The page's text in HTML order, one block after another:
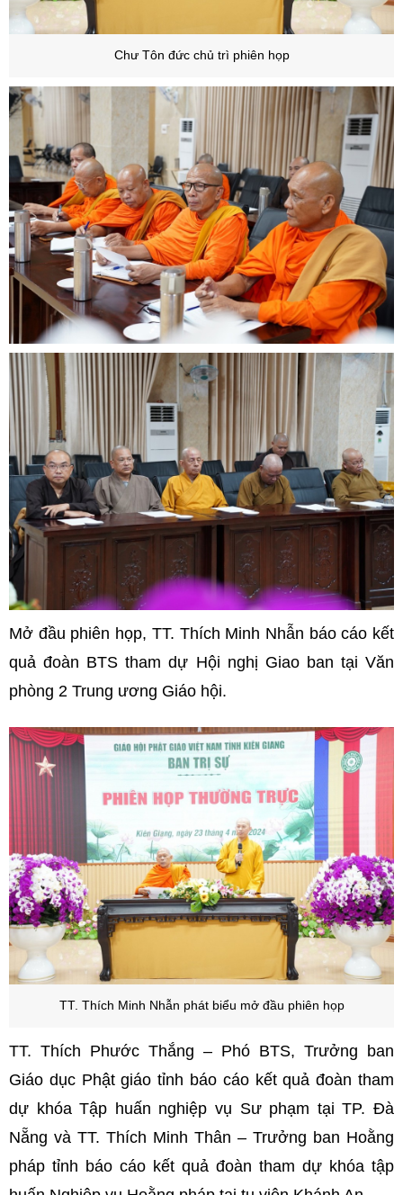
Chư Tôn đức chủ trì phiên họp
Mở đầu phiên họp, TT. Thích Minh Nhẫn báo cáo kết
quả đoàn BTS tham dự Hội nghị Giao ban tại Văn
phòng 2 Trung ương Giáo hội.
TT. Thích Minh Nhẫn phát biểu mở đầu phiên họp
TT. Thích Phước Thắng – Phó BTS, Trưởng ban
Giáo dục Phật giáo tỉnh báo cáo kết quả đoàn tham
dự khóaTập huấn nghiệp vụ Sư phạm tại TP. Đà
Nẵng và TT. Thích Minh Thân – Trưởng ban Hoằng
pháp tỉnh báo cáo kết quả đoàn tham dự khóa tập